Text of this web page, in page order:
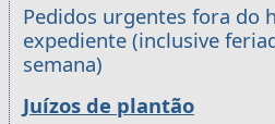
Pedidos urgentes fora do
expediente (inclusive
semana)
Juízos de plantão